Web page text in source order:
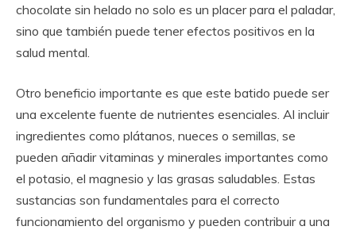
chocolate sin helado no solo es un placer para el paladar,
sino que también puede tener efectos positivos en la
salud mental.
Otro beneficio importante es que este batido puede ser
una excelente fuente de nutrientes esenciales. Al incluir
ingredientes como plátanos, nueces o semillas, se
pueden añadir vitaminas y minerales importantes como
el potasio, el magnesio y las grasas saludables. Estas
sustancias son fundamentales para el correcto
funcionamiento del organismo y pueden contribuir a una